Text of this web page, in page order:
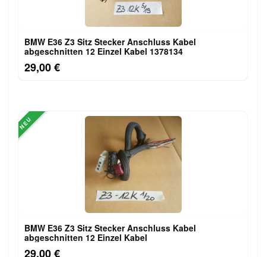
BMW E36 Z3 Sitz Stecker Anschluss Kabel
abgeschnitten 12 Einzel Kabel 1378134
29,00 €
NEU
BMW E36 Z3 Sitz Stecker Anschluss Kabel
abgeschnitten 12 Einzel Kabel
29,00 €